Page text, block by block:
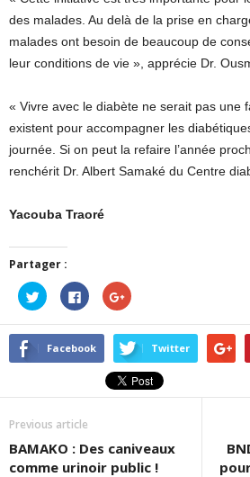
des malades. Au delà de la prise en
malades ont besoin de beaucoup de
leur conditions de vie », apprécie Dr.
« Vivre avec le diabète ne serait pas une
existent pour accompagner les
journée. Si on peut la refaire l’année
renchérit Dr. Albert Samaké du Centre
Yacouba Traoré
Partager :
Cliquez
pour
partager
sur
Twitter(ouvre
dans
Cliquez
pour
partager
sur
Facebook(ouvre
dans
nouvelle
fenêtre)
Cliquez
pour
sur
Google+
(ouvre
dans
une
nouvelle
fenêtre)
Facebook Twitter
Previous article
BAMAKO : Des caniveaux
comme urinoir public !